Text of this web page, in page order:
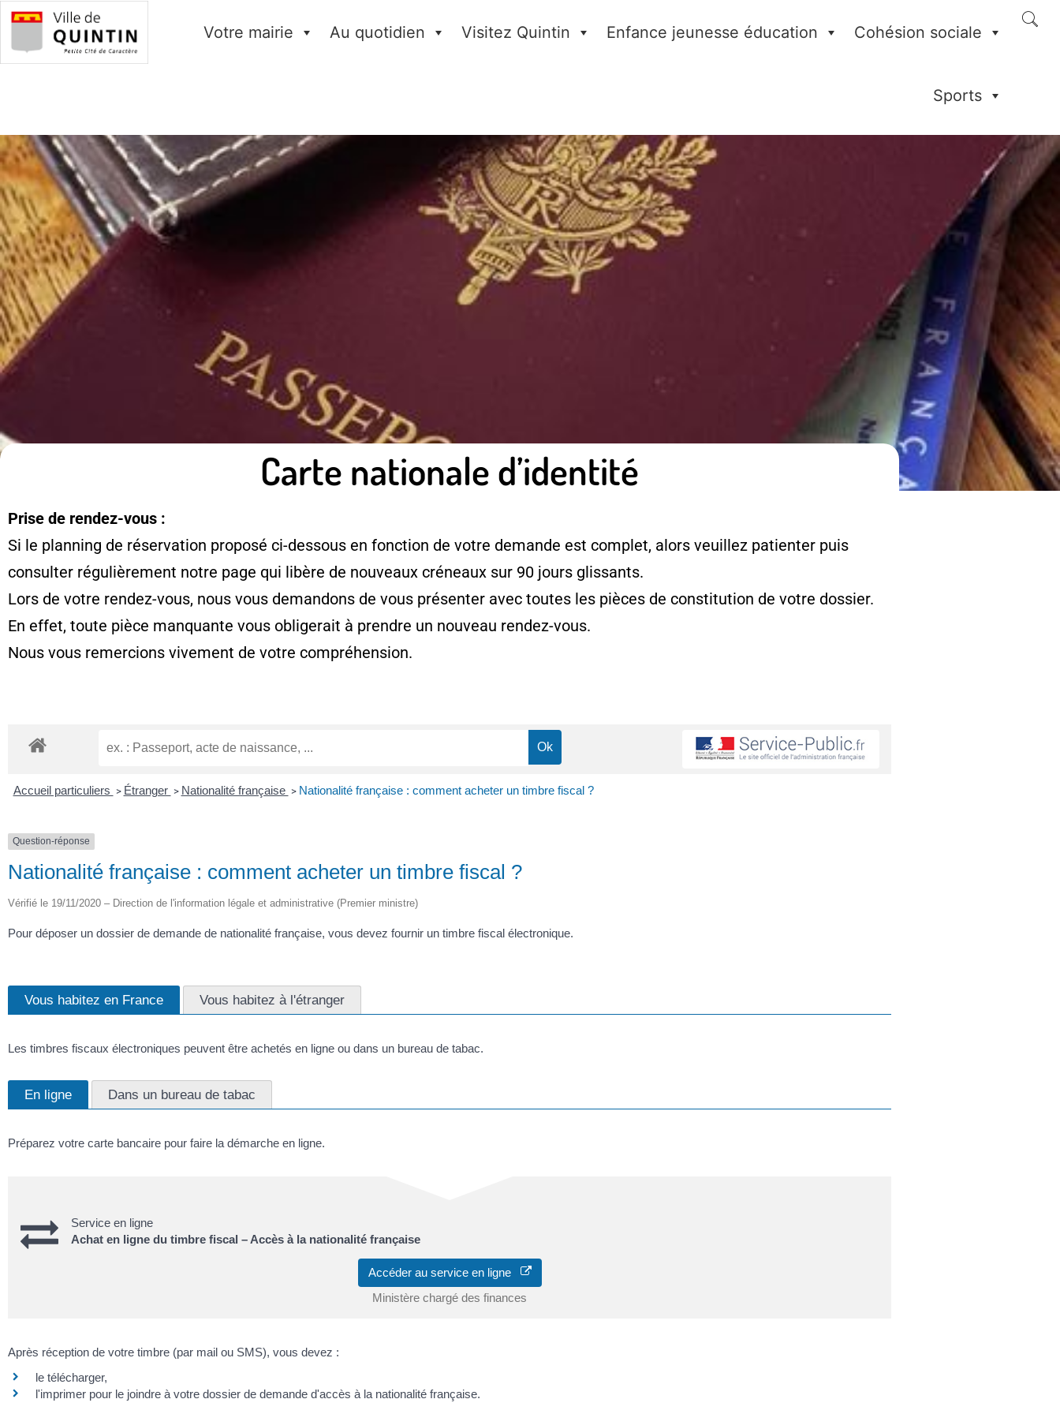
Votre mairie Au quotidien Visitez Quintin Enfance jeunesse éducation Cohésion sociale
Sports
Carte nationale d’identité
Prise de rendez-vous :
Si le planning de réservation proposé ci-dessous en fonction de votre demande est complet, alors veuillez patienter puis
consulter régulièrement notre page qui libère de nouveaux créneaux sur 90 jours glissants.
Lors de votre rendez-vous, nous vous demandons de vous présenter avec toutes les pièces de constitution de votre dossier.
En effet, toute pièce manquante vous obligerait à prendre un nouveau rendez-vous.
Nous vous remercions vivement de votre compréhension.
Accueil particuliers > Étranger > Nationalité française > Nationalité française : comment acheter un timbre fiscal ?
Question-réponse
Nationalité française : comment acheter un timbre fiscal ?
Vérifié le 19/11/2020 – Direction de l'information légale et administrative (Premier ministre)
Pour déposer un dossier de demande de nationalité française, vous devez fournir un timbre fiscal électronique.
Vous habitez en France Vous habitez à l'étranger
Les timbres fiscaux électroniques peuvent être achetés en ligne ou dans un bureau de tabac.
En ligne Dans un bureau de tabac
Préparez votre carte bancaire pour faire la démarche en ligne.
Service en ligne
Achat en ligne du timbre fiscal – Accès à la nationalité française
Accéder au service en ligne
Ministère chargé des finances
Après réception de votre timbre (par mail ou SMS), vous devez :
le télécharger,
l'imprimer pour le joindre à votre dossier de demande d'accès à la nationalité française.